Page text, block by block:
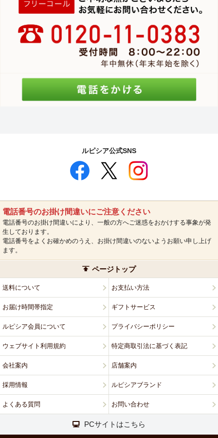
ルピシア公式SNS
電話番号のお掛け間違いにご注意ください
電話番号のお掛け間違いにより、一般の方へご迷惑をおかけする事象が発
生しております。
電話番号をよくお確かめのうえ、お掛け間違いのないようお願い申し上げ
ます。
ページトップ
送料について お支払い方法
お届け時間帯指定 ギフトサービス
ルピシア会員について プライバシーポリシー
ウェブサイト利用規約 特定商取引法に基づく表記
会社案内 店舗案内
採用情報 ルピシアブランド
よくある質問 お問い合わせ
PCサイトはこちら